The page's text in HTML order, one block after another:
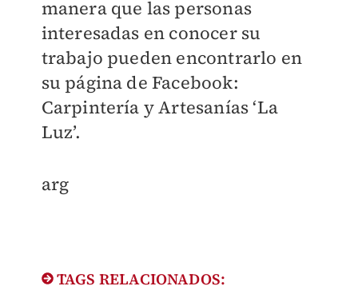
manera que las personas
interesadas en conocer su
trabajo pueden encontrarlo en
su página de Facebook:
Carpintería y Artesanías ‘La
Luz’.
arg
TAGS RELACIONADOS: